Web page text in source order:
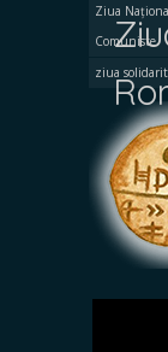
Ziua
Comuniste
ziua